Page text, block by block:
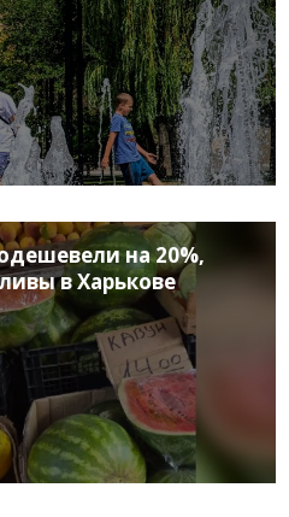
на 20%,
в Харькове